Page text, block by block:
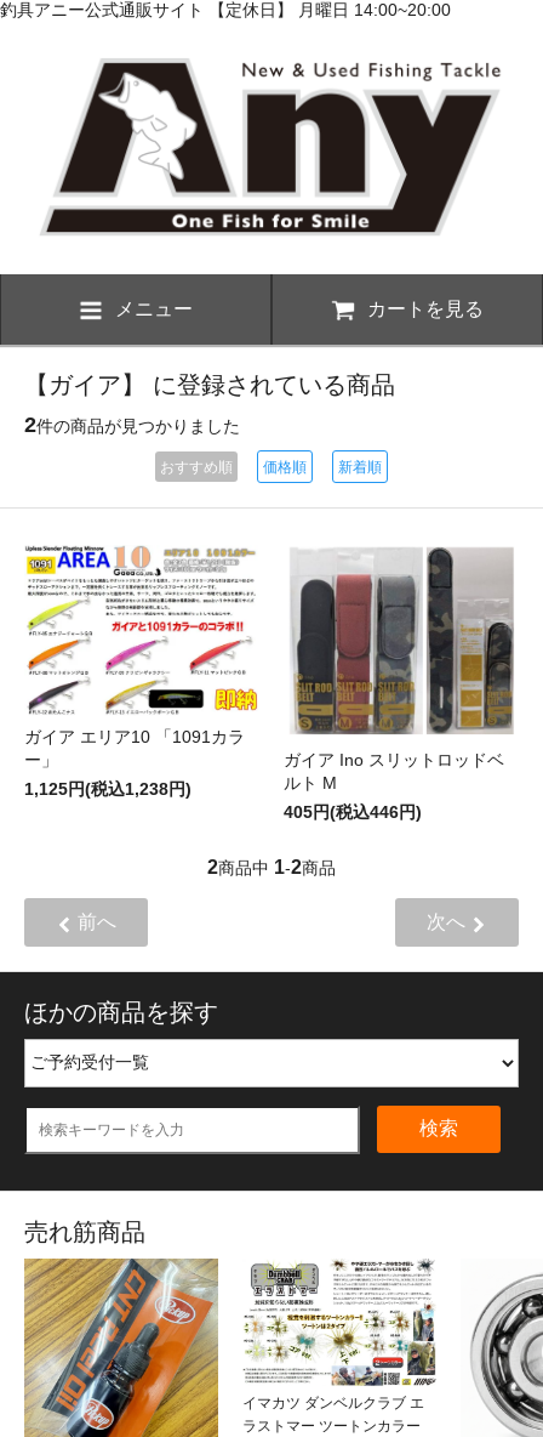
釣具アニー公式通販サイト 【定休日】 月曜日 14:00~20:00
メニュー カートを見る
【ガイア】 に登録されている商品
2件の商品が見つかりました
おすすめ順 価格順 新着順
ガイア エリア10 「1091カラ
ー」
1,125円(税込1,238円)
ガイア Ino スリットロッドベ
ルト M
405円(税込446円)
2商品中 1-2商品
前へ 次へ
ほかの商品を探す
検索
売れ筋商品
イマカツ ダンベルクラブ エ
ラストマー ツートンカラー